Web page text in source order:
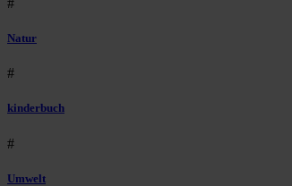
#
Natur
#
kinderbuch
#
Umwelt